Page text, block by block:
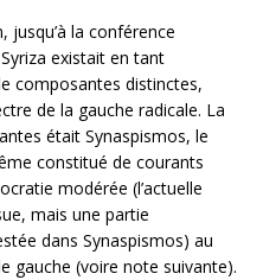
jusqu’à la conférence
existait en tant
composantes distinctes,
de la gauche radicale. La
était Synaspismos, le
constitué de courants
modérée (l’actuelle
mais une partie
dans Synaspismos) au
gauche (voire note suivante).